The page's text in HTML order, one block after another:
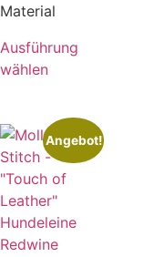
Material
Ausführung
wählen
Angebot!